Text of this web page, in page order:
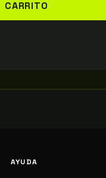
CARRITO
AYUDA